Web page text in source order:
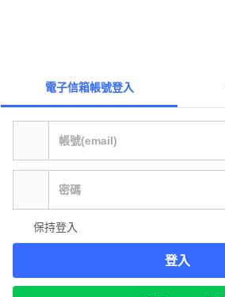
電子信箱帳號登入
保持登入
登入